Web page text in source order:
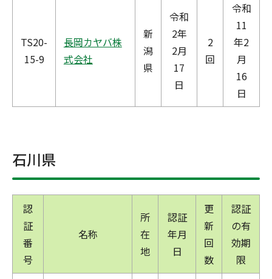
TS20-
15-9
長岡カヤバ株
式会社
新
潟
県
令和
2年
2月
17
日
2
回
令和
11
年2
月
16
日
石川県
認
証
番
号
名称
所
在
地
認証
年月
日
更
新
回
数
認証
の有
効期
限